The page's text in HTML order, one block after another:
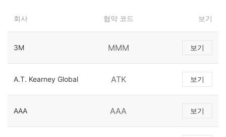
회사 협약 코드 보기
3M MMM 보기
A.T. Kearney Global ATK 보기
AAA AAA 보기